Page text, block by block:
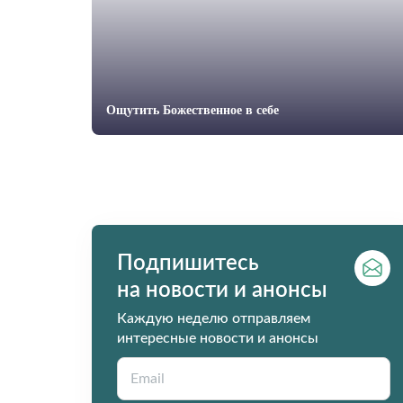
Ощутить Божественное в себе
Подпишитесь
на новости и анонсы
Каждую неделю отправляем
интересные новости и анонсы